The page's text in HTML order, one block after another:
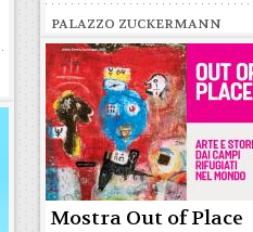
PALAZZO ZUCKERMANN
Mostra Out of Place